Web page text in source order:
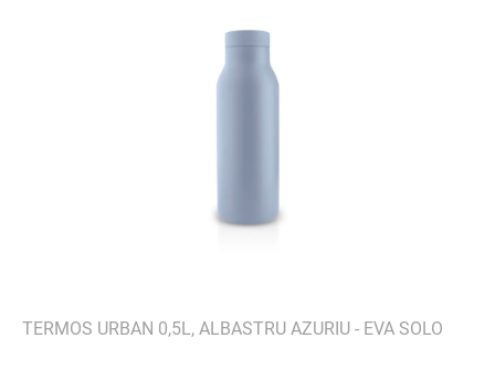
TERMOS URBAN 0,5L, ALBASTRU AZURIU - EVA SOLO